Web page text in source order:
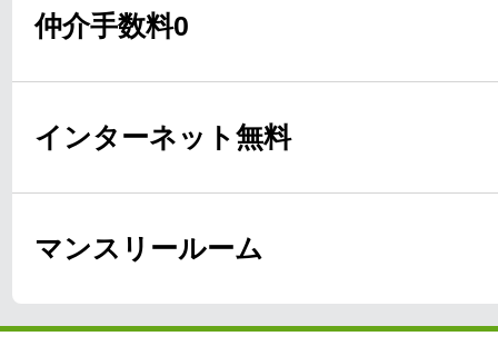
仲介手数料0
インターネット無料
マンスリールーム